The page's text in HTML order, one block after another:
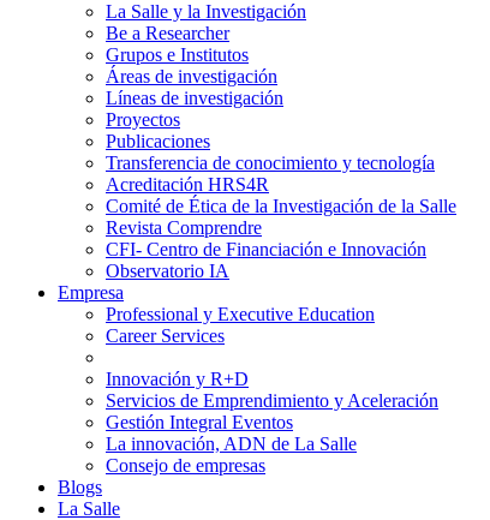
La Salle y la Investigación
Be a Researcher
Grupos e Institutos
Áreas de investigación
Líneas de investigación
Proyectos
Publicaciones
Transferencia de conocimiento y tecnología
Acreditación HRS4R
Comité de Ética de la Investigación de la Salle
Revista Comprendre
CFI- Centro de Financiación e Innovación
Observatorio IA
Empresa
Professional y Executive Education
Career Services
Innovación y R+D
Servicios de Emprendimiento y Aceleración
Gestión Integral Eventos
La innovación, ADN de La Salle
Consejo de empresas
Blogs
La Salle